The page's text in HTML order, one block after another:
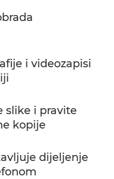
i videozapisi
slike i pravite
kopije
dijeljenje